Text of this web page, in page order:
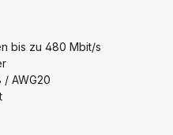
bis zu 480 Mbit/s
/ AWG20